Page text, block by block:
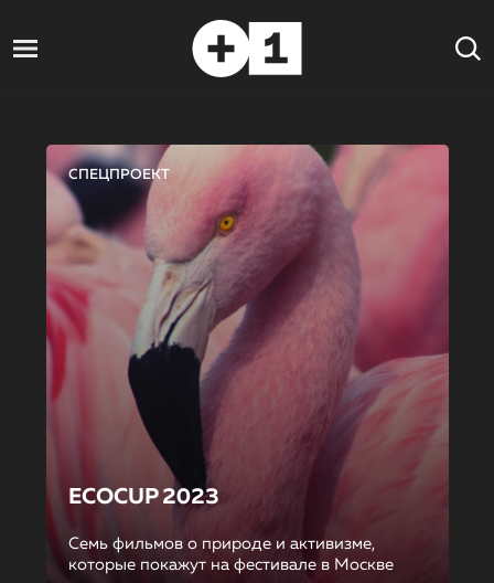
СПЕЦПРОЕКТ
ECOCUP 2023
Семь фильмов о природе и активизме,
которые покажут на фестивале в Москве